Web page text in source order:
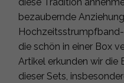
diese Tradition
bezaubernde
die schön in einer Box
Artikel erkunden wir die
dieser Sets,